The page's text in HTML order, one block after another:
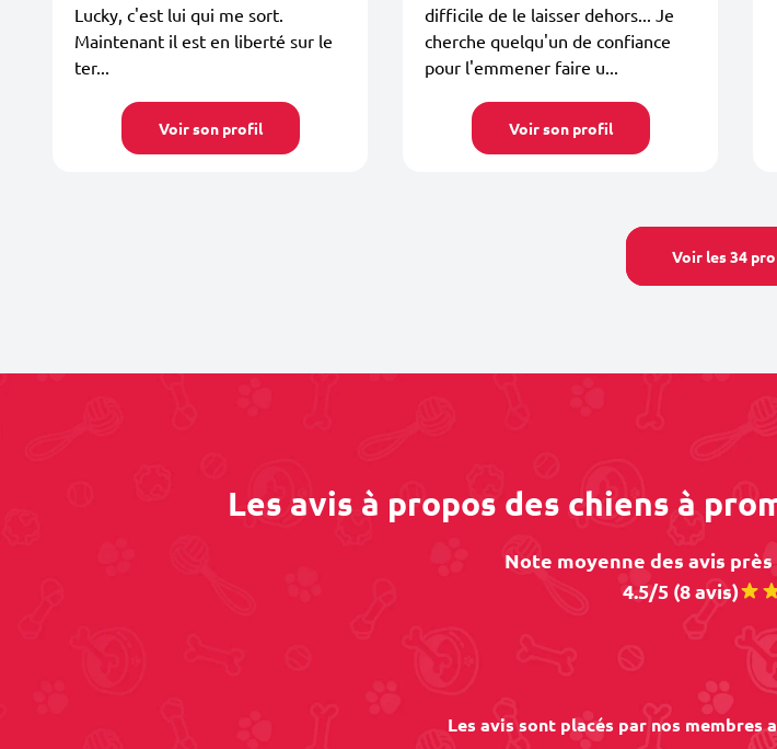
Lucky, c'est lui qui me sort.
Maintenant il est en liberté sur le
ter...
Voir son profil
difficile de le laisser dehors... Je
cherche quelqu'un de confiance
pour l'emmener faire u...
Voir son profil
Voir les 34
Les avis à propos des chiens à
Note moyenne des avis
4.5/5 (8 avis)
Les avis sont placés par nos membres